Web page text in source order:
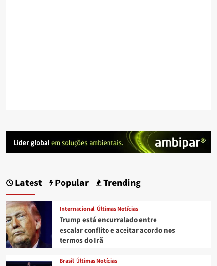
Latest Popular Trending
Internacional Últimas Notícias
Trump está encurralado entre
escalar conflito e aceitar acordo nos
termos do Irã
Brasil Últimas Notícias